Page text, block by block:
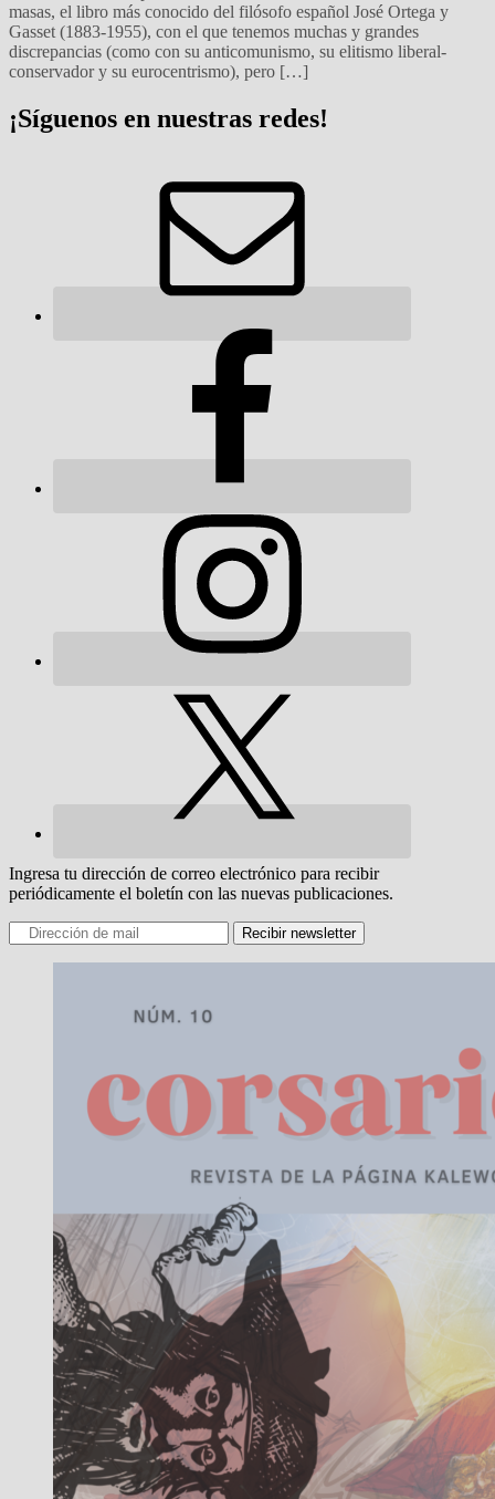
masas, el libro más conocido del filósofo español José Ortega y
Gasset (1883-1955), con el que tenemos muchas y grandes
discrepancias (como con su anticomunismo, su elitismo liberal-
conservador y su eurocentrismo), pero […]
¡Síguenos en nuestras redes!
Ingresa tu dirección de correo electrónico para recibir
periódicamente el boletín con las nuevas publicaciones.
Recibir newsletter